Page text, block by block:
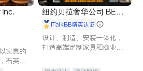
实惠的
石英石
纽约贝拉奢华公司 BELL
A LUXE
iTalkBB精英认证
设计、制造、安装一体化，
打造高端定制家具和商业空